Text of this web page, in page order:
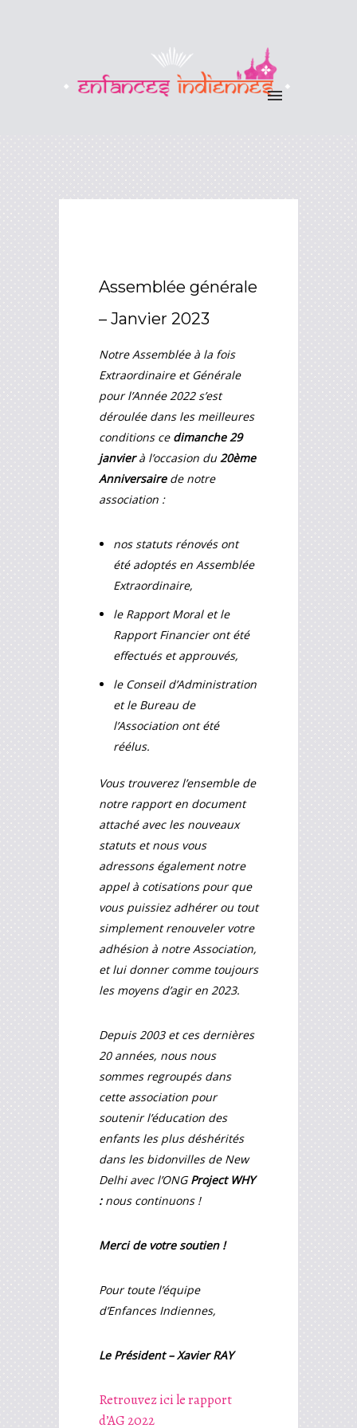
Assemblée générale
– Janvier 2023
Notre Assemblée à la fois
Extraordinaire et Générale
pour l’Année 2022 s’est
déroulée dans les meilleures
conditions ce dimanche 29
janvierà l’occasion du20ème
Anniversairede notre
association :
nos statuts rénovés ont
été adoptés en Assemblée
Extraordinaire,
le Rapport Moral et le
Rapport Financier ont été
effectués et approuvés,
le Conseil d’Administration
et le Bureau de
l’Association ont été
réélus.
Vous trouverez l’ensemble de
notre rapport en document
attaché avec les nouveaux
statuts et nous vous
adressons également notre
appel à cotisations pour que
vous puissiez adhérer ou tout
simplement renouveler votre
adhésion à notre Association,
et lui donner comme toujours
les moyens d’agir en 2023.
Depuis 2003 et ces dernières
20 années, nous nous
sommes regroupés dans
cette association pour
soutenir l’éducation des
enfants les plus déshérités
dans les bidonvilles de New
Delhi avec l’ONGProject WHY
: nous continuons !
Merci de votre soutien !
Pour toute l’équipe
d’Enfances Indiennes,
Le Président – Xavier RAY
Retrouvez ici le rapport
d’AG 2022